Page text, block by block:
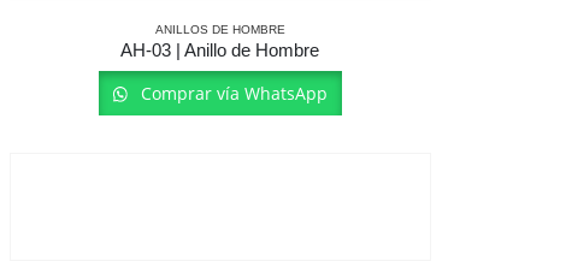
ANILLOS DE HOMBRE
AH-03 | Anillo de Hombre
Comprar vía WhatsApp